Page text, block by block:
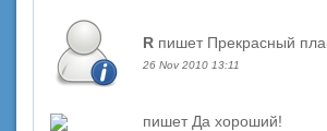
R пишет Прекрасный
26 Nov 2010 13:11
пишет Да хороший!